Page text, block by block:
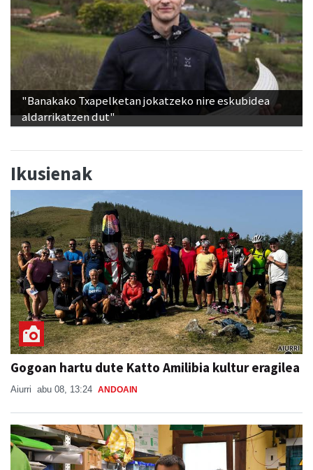
"Banakako Txapelketan jokatzeko nire eskubidea
aldarrikatzen dut"
Gogoan hartu dute Katto Amilibia kultur eragilea